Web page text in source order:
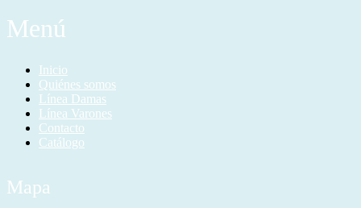
Menú
Inicio
Quiénes somos
Línea Damas
Línea Varones
Contacto
Catálogo
Mapa